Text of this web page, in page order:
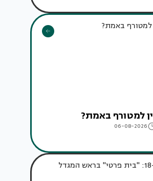
למטורף באמת?
06-08-2026